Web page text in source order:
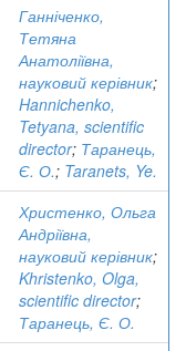
Ганніченко,
Тетяна
Анатоліївна,
науковий керівник;
Hannichenko,
Tetyana, scientific
director; Таранець,
Є. О.; Taranets, Ye.
Христенко, Ольга
Андріївна,
науковий керівник;
Khristenko, Olga,
scientific director;
Таранець, Є. О.